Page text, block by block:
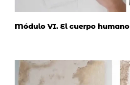
Módulo VI. El cuerpo humano